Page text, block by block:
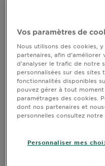
Sommaire
invisible l'aggrave
L'importance
teint unifié et
éclatante et un
Tableau
Vos paramètres de
Nous utilisons des cookies,
partenaires, afin
d’analyser le trafic de notre
personnalisées sur des
fonctionnalités disponibles
pouvez gérer à tout
paramétrages des cookies.
dont nos partenaires et
personnelles consultez notre
Personnaliser mes